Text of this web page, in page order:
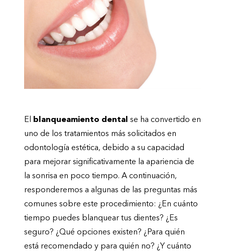
El blanqueamiento dental se ha convertido en
uno de los tratamientos más solicitados en
odontología estética, debido a su capacidad
para mejorar significativamente la apariencia de
la sonrisa en poco tiempo. A continuación,
responderemos a algunas de las preguntas más
comunes sobre este procedimiento: ¿En cuánto
tiempo puedes blanquear tus dientes? ¿Es
seguro? ¿Qué opciones existen? ¿Para quién
está recomendado y para quién no? ¿Y cuánto